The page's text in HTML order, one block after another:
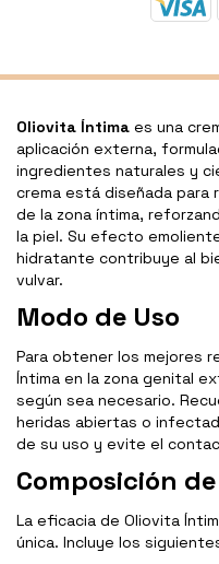
Oliovita Íntima es una
aplicación externa,
ingredientes naturales y
crema está diseñada
de la zona íntima,
la piel. Su efecto
hidratante contribuye al
vulvar.
Modo de Uso
Para obtener los mejores
Íntima en la zona genital
según sea necesario.
heridas abiertas o
de su uso y evite el
Composición
La eficacia de Oliovita
única. Incluye los